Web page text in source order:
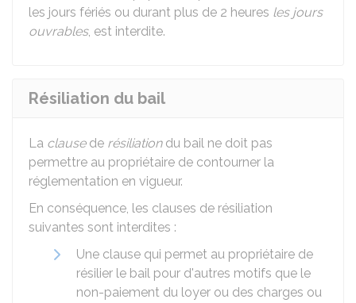
les jours fériés ou durant plus de 2 heures les jours
ouvrables, est interdite.
Résiliation du bail
La clause de résiliationdu bail ne doit pas
permettre au propriétaire de contourner la
réglementation en vigueur.
En conséquence, les clauses de résiliation
suivantes sont interdites :
Une clause qui permet au propriétaire de
résilier le bail pour d'autres motifs que le
non-paiement du loyer ou des charges ou